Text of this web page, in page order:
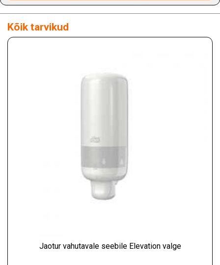
Kõik tarvikud
Jaotur vahutavale seebile Elevation valge